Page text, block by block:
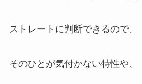
ストレートに判断できるので、
そのひとが気付かない特性や、